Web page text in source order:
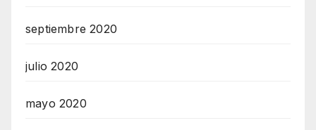
septiembre 2020
julio 2020
mayo 2020